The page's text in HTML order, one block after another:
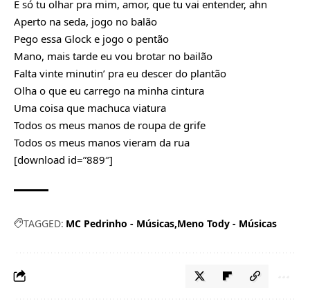
É só tu olhar pra mim, amor, que tu vai entender, ahn
Aperto na seda, jogo no balão
Pego essa Glock e jogo o pentão
Mano, mais tarde eu vou brotar no bailão
Falta vinte minutin’ pra eu descer do plantão
Olha o que eu carrego na minha cintura
Uma coisa que machuca viatura
Todos os meus manos de roupa de grife
Todos os meus manos vieram da rua
[download id=”889″]
TAGGED: MC Pedrinho - Músicas Meno Tody - Músicas